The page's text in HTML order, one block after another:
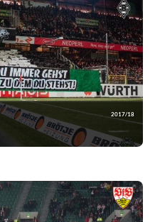
2017/18